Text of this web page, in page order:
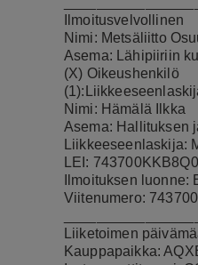
Ilmoitusvelvollinen
Nimi: Metsäliitto
Asema: Lähipiiriin
(X) Oikeushenkilö
Nimi: Hämälä Ilkka
Asema: Hallituksen
Liikkeeseenlaskija:
LEI:
Ilmoituksen luonne:
Viitenumero:
Liiketoimen
Kauppapaikka: